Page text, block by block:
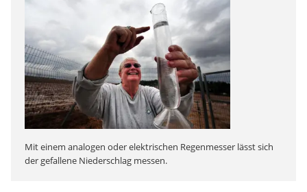
Mit einem analogen oder elektrischen Regenmesser lässt sich
der gefallene Niederschlag messen.